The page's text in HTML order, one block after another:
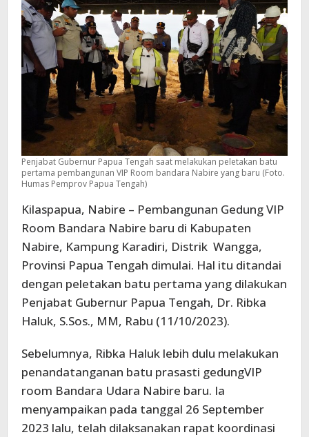
Penjabat Gubernur Papua Tengah saat melakukan peletakan batu
pertama pembangunan VIP Room bandara Nabire yang baru (Foto.
Humas Pemprov Papua Tengah)
Kilaspapua, Nabire – Pembangunan Gedung VIP
Room Bandara Nabire baru di Kabupaten
Nabire, Kampung Karadiri, Distrik Wangga,
Provinsi Papua Tengah dimulai. Hal itu ditandai
dengan peletakan batu pertama yang dilakukan
Penjabat Gubernur Papua Tengah, Dr. Ribka
Haluk, S.Sos., MM, Rabu (11/10/2023).
Sebelumnya, Ribka Haluk lebih dulu melakukan
penandatanganan batu prasasti gedungVIP
room Bandara Udara Nabire baru. Ia
menyampaikan pada tanggal 26 September
2023 lalu, telah dilaksanakan rapat koordinasi